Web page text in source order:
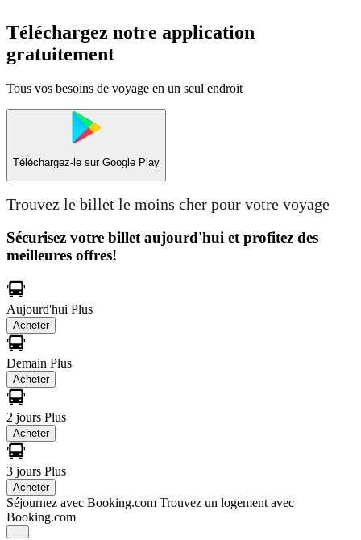
Téléchargez notre application
gratuitement
Tous vos besoins de voyage en un seul endroit
Téléchargez-le sur Google Play
Trouvez le billet le moins cher pour votre voyage
Sécurisez votre billet aujourd'hui et profitez des
meilleures offres!
Aujourd'hui Plus
Acheter
Demain Plus
Acheter
2 jours Plus
Acheter
3 jours Plus
Acheter
Séjournez avec Booking.com Trouvez un logement avec
Booking.com